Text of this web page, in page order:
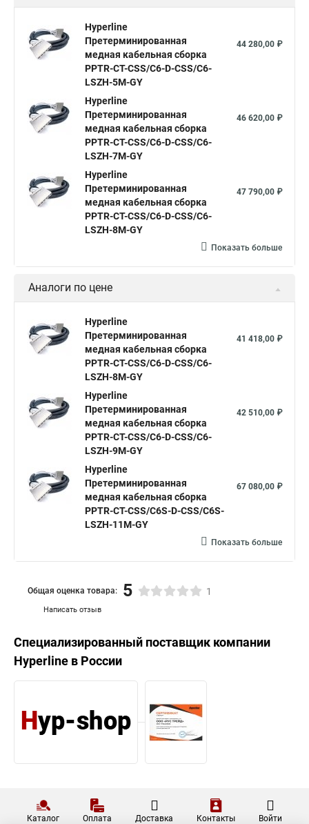
Hyperline
Претерминированная
медная кабельная сборка
PPTR-CT-CSS/C6-D-CSS/C6-
LSZH-5M-GY
44 280,00 ₽
Hyperline
Претерминированная
медная кабельная сборка
PPTR-CT-CSS/C6-D-CSS/C6-
LSZH-7M-GY
46 620,00 ₽
Hyperline
Претерминированная
медная кабельная сборка
PPTR-CT-CSS/C6-D-CSS/C6-
LSZH-8M-GY
47 790,00 ₽
Показать больше
Аналоги по цене
Hyperline
Претерминированная
медная кабельная сборка
PPTR-CT-CSS/C6-D-CSS/C6-
LSZH-8M-GY
41 418,00 ₽
Hyperline
Претерминированная
медная кабельная сборка
PPTR-CT-CSS/C6-D-CSS/C6-
LSZH-9M-GY
42 510,00 ₽
Hyperline
Претерминированная
медная кабельная сборка
PPTR-CT-CSS/C6S-D-CSS/C6S-
LSZH-11M-GY
67 080,00 ₽
Показать больше
Написать отзыв
Общая оценка товара: 5 1
Специализированный поставщик компании
Hyperline в России
Каталог Оплата Доставка Контакты Войти